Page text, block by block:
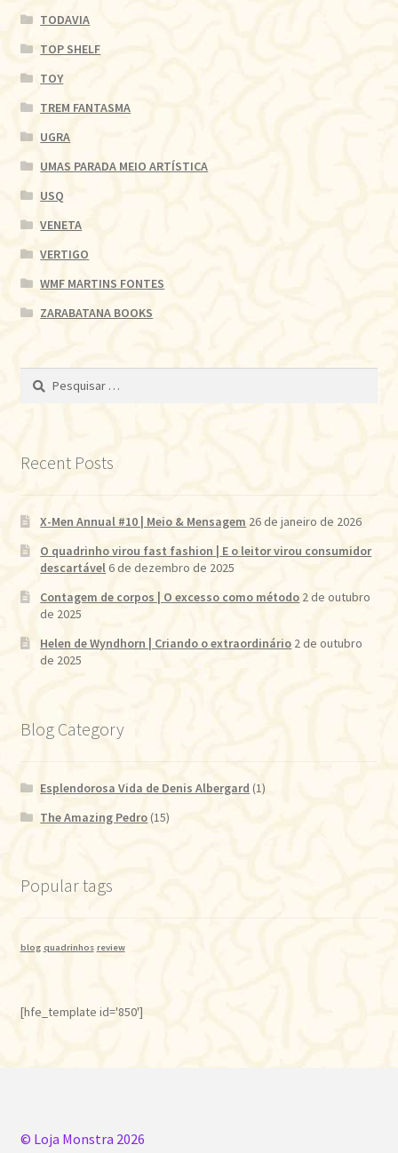
TODAVIA
TOP SHELF
TOY
TREM FANTASMA
UGRA
UMAS PARADA MEIO ARTÍSTICA
USQ
VENETA
VERTIGO
WMF MARTINS FONTES
ZARABATANA BOOKS
Pesquisar
Recent Posts
X-Men Annual #10 | Meio & Mensagem 26 de janeiro de 2026
O quadrinho virou fast fashion | E o leitor virou consumidor
descartável 6 de dezembro de 2025
Contagem de corpos | O excesso como método 2 de outubro
de 2025
Helen de Wyndhorn | Criando o extraordinário 2 de outubro
de 2025
Blog Category
Esplendorosa Vida de Denis Albergard (1)
The Amazing Pedro (15)
Popular tags
blog quadrinhos review
[hfe_template id='850']
© Loja Monstra 2026